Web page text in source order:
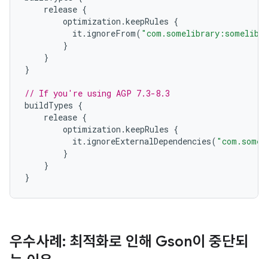
release {
optimization .keepRules {
it. ignoreFrom(
}
}
}
// If you're using AGP 7.3-8.3
buildTypes {
release {
optimization .keepRules {
it. ignoreExternalDependencies(
}
}
}
우수사례: 최적화로 인해 Gson이 중단되